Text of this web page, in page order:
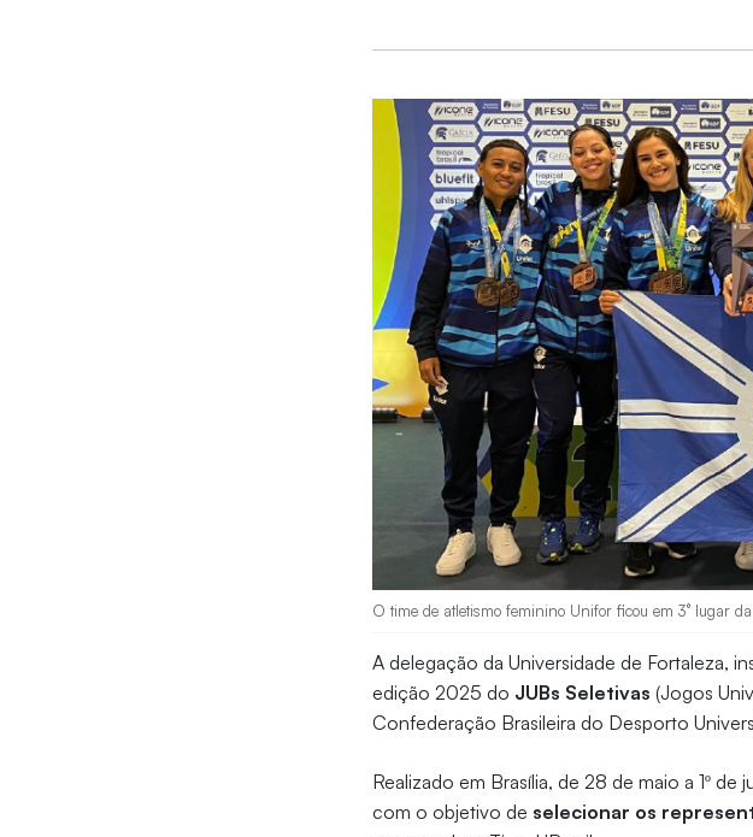
O time de atletismo feminino Unifor ficou em 3° lugar
A delegação da Universidade de Fortaleza,
edição 2025 do JUBs Seletivas (Jogos
Confederação Brasileira do Desporto
Realizado em Brasília, de 28 de maio a 1º
com o objetivo de selecionar os